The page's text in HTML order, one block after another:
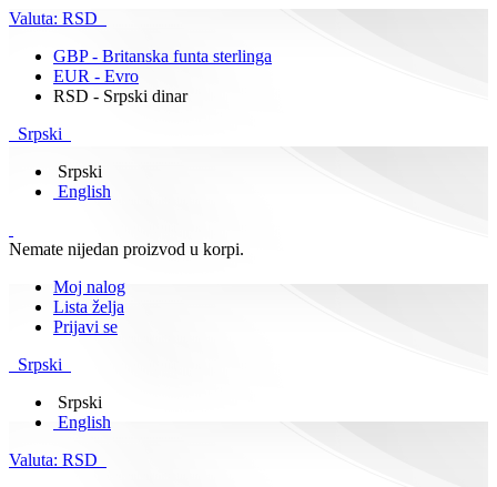
Valuta: RSD
GBP - Britanska funta sterlinga
EUR - Evro
RSD - Srpski dinar
Srpski
Srpski
English
Nemate nijedan proizvod u korpi.
Moj nalog
Lista želja
Prijavi se
Srpski
Srpski
English
Valuta: RSD